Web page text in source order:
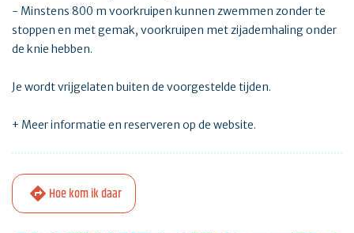
- Minstens 800 m voorkruipen kunnen zwemmen zonder te
stoppen en met gemak, voorkruipen met zijademhaling onder
de knie hebben.
Je wordt vrijgelaten buiten de voorgestelde tijden.
+ Meer informatie en reserveren op de website.
Hoe kom ik daar